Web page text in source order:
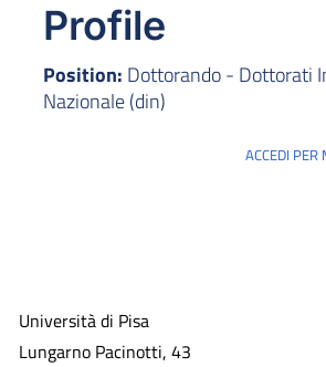
Profile
Position: Dottorando - Dottorati
Nazionale (din)
ACCEDI PER
Università di Pisa
Lungarno Pacinotti, 43